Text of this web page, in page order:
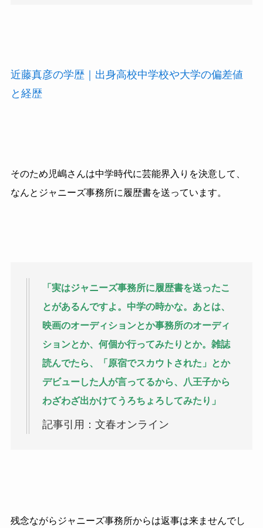
近藤真彦の学歴｜出身高校中学校や大学の偏差値
と経歴
そのため児嶋さんは中学時代に芸能界入りを決意して、
なんとジャニーズ事務所に履歴書を送っています。
「実はジャニーズ事務所に履歴書を送ったこ
とがあるんですよ。中学の時かな。あとは、
映画のオーディションとか事務所のオーディ
ションとか、何個か行ってみたりとか。雑誌
読んでたら、「原宿でスカウトされた」とか
デビューした人が言ってるから、八王子から
わざわざ出かけてうろちょろしてみたり」
記事引用：文春オンライン
残念ながらジャニーズ事務所からは返事は来ませんでし